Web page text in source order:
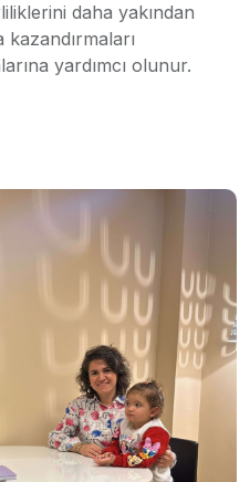
daha yakından
kazandırmaları
yardımcı olunur.